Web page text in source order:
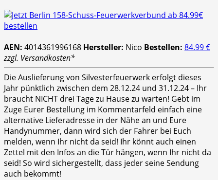
AEN: 4014361996168 Hersteller: Nico Bestellen: 84.99 €
zzgl. Versandkosten*
Die Auslieferung von Silvesterfeuerwerk erfolgt dieses
Jahr pünktlich zwischen dem 28.12.24 und 31.12.24 – Ihr
braucht NICHT drei Tage zu Hause zu warten! Gebt im
Zuge Eurer Bestellung im Kommentarfeld einfach eine
alternative Lieferadresse in der Nähe an und Eure
Handynummer, dann wird sich der Fahrer bei Euch
melden, wenn Ihr nicht da seid! Ihr könnt auch einen
Zettel mit den Infos an die Tür hängen, wenn Ihr nicht da
seid! So wird sichergestellt, dass jeder seine Sendung
auch bekommt!